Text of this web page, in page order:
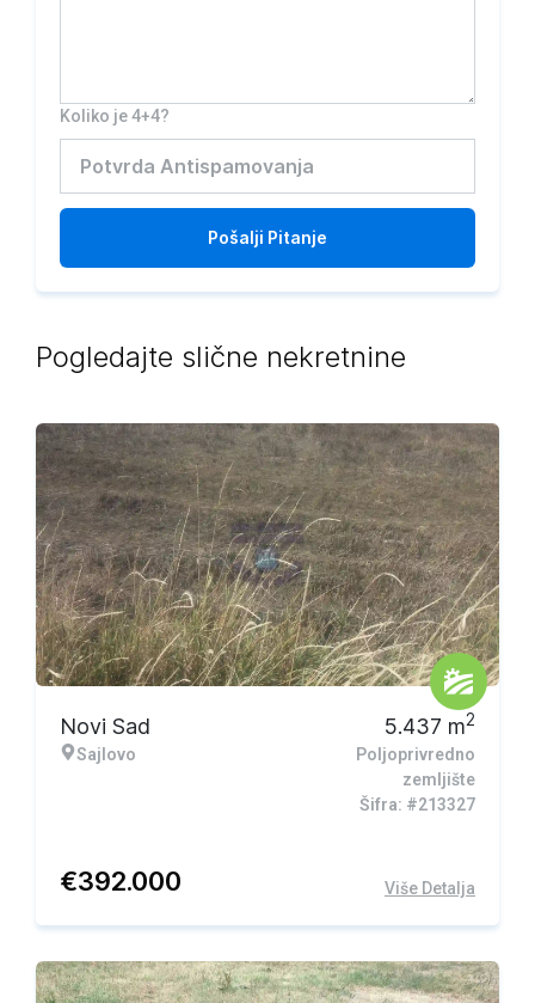
Koliko je 4+4?
Pošalji Pitanje
Pogledajte slične nekretnine
Novi Sad
Sajlovo
5.437 m2
Poljoprivredno
zemljište
Šifra: #213327
€392.000 Više Detalja